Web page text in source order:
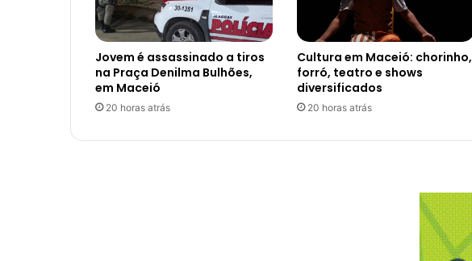
Jovem é assassinado a tiros
na Praça Denilma Bulhões,
em Maceió
20 horas atrás
Cultura em Maceió: chorinho,
forró, teatro e shows
diversificados
20 horas atrás